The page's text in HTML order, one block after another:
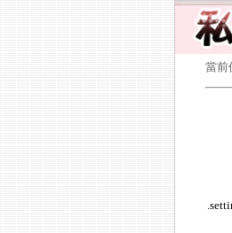
當前